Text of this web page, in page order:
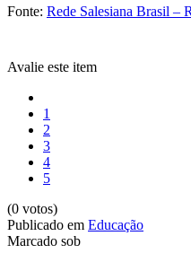
Fonte: Rede Salesiana Brasil –
Avalie este item
1
2
3
4
5
(0 votos)
Publicado em Educação
Marcado sob